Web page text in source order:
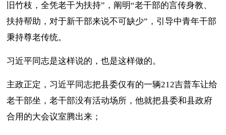
旧竹枝，全凭老干为扶持”，阐明“老干部的言传身教、
扶持帮助，对于新干部来说不可缺少”，引导中青年干部
秉持尊老传统。
习近平同志是这样说的，也是这样做的。
主政正定，习近平同志把县委仅有的一辆212吉普车让给
老干部坐，老干部没有活动场所，他就把县委和县政府
合用的大会议室腾出来；